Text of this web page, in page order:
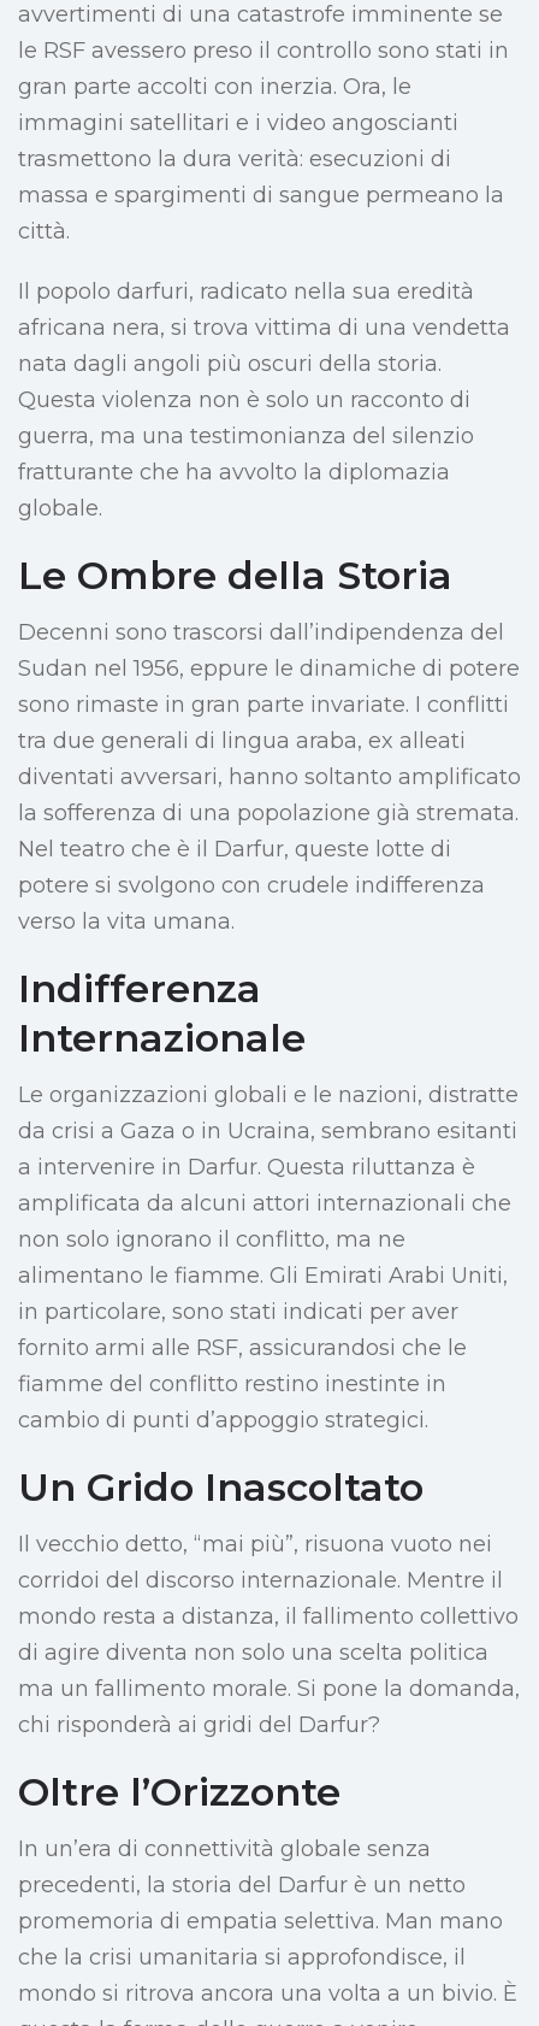
avvertimenti di una catastrofe imminente se
le RSF avessero preso il controllo sono stati in
gran parte accolti con inerzia. Ora, le
immagini satellitari e i video angoscianti
trasmettono la dura verità: esecuzioni di
massa e spargimenti di sangue permeano la
città.
Il popolo darfuri, radicato nella sua eredità
africana nera, si trova vittima di una vendetta
nata dagli angoli più oscuri della storia.
Questa violenza non è solo un racconto di
guerra, ma una testimonianza del silenzio
fratturante che ha avvolto la diplomazia
globale.
Le Ombre della Storia
Decenni sono trascorsi dall’indipendenza del
Sudan nel 1956, eppure le dinamiche di potere
sono rimaste in gran parte invariate. I conflitti
tra due generali di lingua araba, ex alleati
diventati avversari, hanno soltanto amplificato
la sofferenza di una popolazione già stremata.
Nel teatro che è il Darfur, queste lotte di
potere si svolgono con crudele indifferenza
verso la vita umana.
Indifferenza
Internazionale
Le organizzazioni globali e le nazioni, distratte
da crisi a Gaza o in Ucraina, sembrano esitanti
a intervenire in Darfur. Questa riluttanza è
amplificata da alcuni attori internazionali che
non solo ignorano il conflitto, ma ne
alimentano le fiamme. Gli Emirati Arabi Uniti,
in particolare, sono stati indicati per aver
fornito armi alle RSF, assicurandosi che le
fiamme del conflitto restino inestinte in
cambio di punti d’appoggio strategici.
Un Grido Inascoltato
Il vecchio detto, “mai più”, risuona vuoto nei
corridoi del discorso internazionale. Mentre il
mondo resta a distanza, il fallimento collettivo
di agire diventa non solo una scelta politica
ma un fallimento morale. Si pone la domanda,
chi risponderà ai gridi del Darfur?
Oltre l’Orizzonte
In un’era di connettività globale senza
precedenti, la storia del Darfur è un netto
promemoria di empatia selettiva. Man mano
che la crisi umanitaria si approfondisce, il
mondo si ritrova ancora una volta a un bivio. È